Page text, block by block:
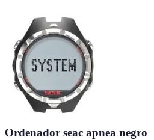
Ordenador seac apnea negro